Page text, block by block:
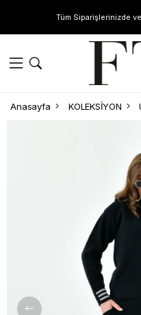
Tüm Siparişlerinizde
Anasayfa KOLEKSİYON